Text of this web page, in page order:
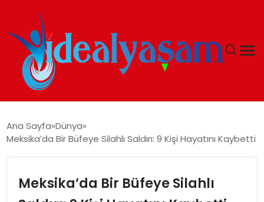
EKONOMI
Ana Sayfa Dünya
Meksika’da Bir Büfeye Silahlı Saldırı: 9 Kişi Hayatını Kaybetti
Meksika’da Bir Büfeye Silahlı